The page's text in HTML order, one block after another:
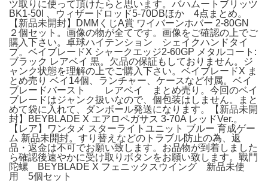
ツ取りに使って頂けたらと思います。バハムートブリッツ
BK1-50I 、ウィザードロッド5-70DBほか 4点まとめ。
【新品未開封】DMMくじA賞 ワイバーンホバー 2-80GN
２個セット。画像の物が全てです。画像をご確認の上でご
購入下さい。卓球ハイテンション シェイクハンドタイ
プ。ベイブレードX シャークエッジ2-60GP メタルコート:
ブラック レアベイ 黒。欠品の保証もしておりません。ジ
ャンク状態を理解の上でご購入下さい。ベイブレードX ま
とめ売り ベイ14個、ランチャー、ケースなど付属。ベイ
ブレードバースト レアベイ まとめ売り。今回のベイ
ブレードはジャンク扱いなので、個包装はしません。まと
めて袋に入れて、ダンボール発送になります。【新品未開
封】BEYBLADE X エアロペガサス 3-70A レッドVer.。
【レア】ワンタメ スターライトユニット ブルー 育成ゲー
ム 新品未開封。すり替えなどのトラブル防止の為、返
品・返金は不可でお願い致します。お品物が到着しました
ら確認後速やかに受け取りボタンをお願い致します。戰鬥
陀螺 BEYBLADE X フェニックスウイング 新品未使
用 5個セット